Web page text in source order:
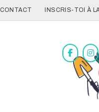
CONTACT INSCRIS-TOI À